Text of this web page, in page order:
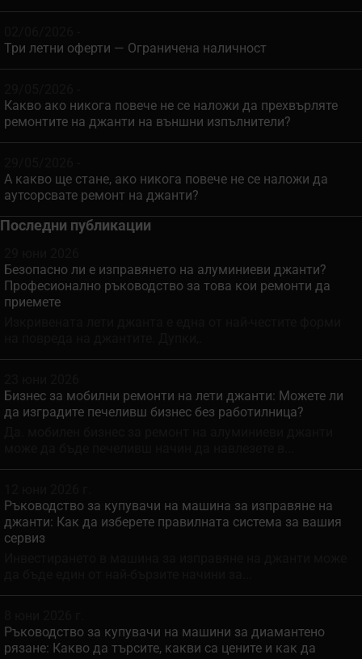
Три летни оферти — Ограничена наличност
Какво ако никога повече не се наложи да прехвърляте
ремонтите на джанти на външни изпълнители?
А какво ще стане, ако никога повече не се наложи да
аутсорсвате ремонт на джанти?
Последни публикации
Безопасно ли е изправянето на алуминиеви джанти?
Професионално ръководство за това кои ремонти да
приемете
Бизнес за мобилни ремонти на лети джанти: Можете ли
да изградите печеливш бизнес без работилница?
Ръководство за купувачи на машина за изправяне на
джанти: Как да изберете правилната система за вашия
сервиз
Ръководство за купувачи на машини за диамантено
рязане: Какво да търсите, какви са цените и как да